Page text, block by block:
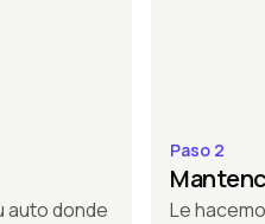
auto donde
Paso 2
Le